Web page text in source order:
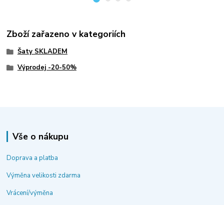
Zboží zařazeno v kategoriích
Šaty SKLADEM
Výprodej -20-50%
Vše o nákupu
Doprava a platba
Výměna velikosti zdarma
Vrácení/výměna